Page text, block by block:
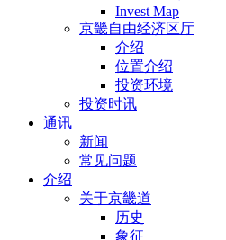
Invest Map
京畿自由经济区厅
介绍
位置介绍
投资环境
投资时讯
通讯
新闻
常见问题
介绍
关于京畿道
历史
象征